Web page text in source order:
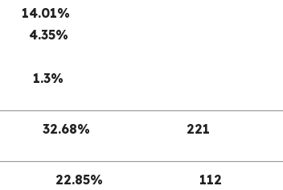
14.01%
4.35%
1.3%
32.68% 221
22.85% 112